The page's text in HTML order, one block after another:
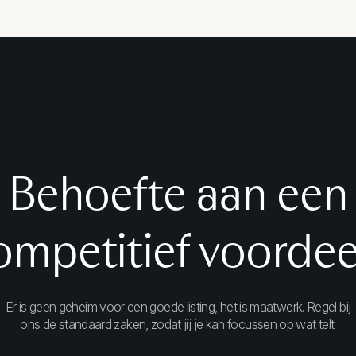
Behoefte aan een
Er is geen geheim voor een goede listing, het is maatwerk. Regel bij
ons de standaard zaken, zodat jij je kan focussen op wat telt.